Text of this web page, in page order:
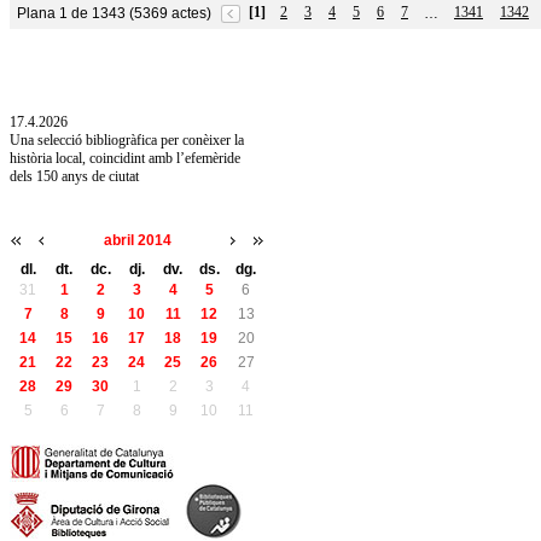
Plana 1 de 1343 (5369 actes) [1] 2 3 4 5 6 7 … 1341
1342
17.4.2026
Una selecció bibliogràfica per conèixer la
història local, coincidint amb l’efemèride
dels 150 anys de ciutat
abril 2014
dl.
dt. dc. dj. dv. ds.
dg.
31
1 2 3 4 5
6
7
8 9 10 11 12
13
14
15 16 17 18 19
20
21
22 23 24 25 26
27
28
29 30 1 2 3
4
5
6 7 8 9 10 11